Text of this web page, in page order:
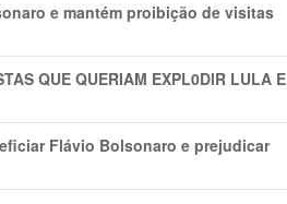
e mantém proibição de visitas
QUE QUERIAM EXPL0DlR LULA E
Flávio Bolsonaro e prejudicar